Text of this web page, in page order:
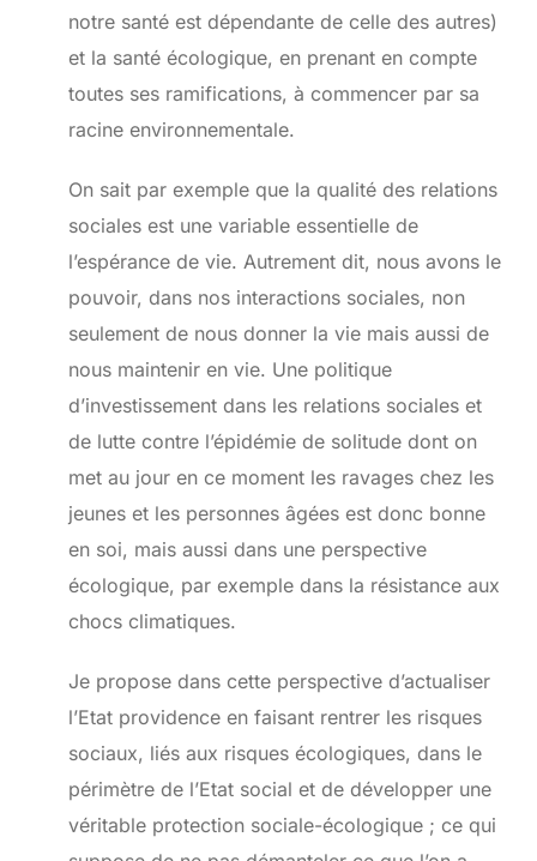
notre santé est dépendante de celle des autres)
et la santé écologique, en prenant en compte
toutes ses ramifications, à commencer par sa
racine environnementale.
On sait par exemple que la qualité des relations
sociales est une variable essentielle de
l’espérance de vie. Autrement dit, nous avons le
pouvoir, dans nos interactions sociales, non
seulement de nous donner la vie mais aussi de
nous maintenir en vie. Une politique
d’investissement dans les relations sociales et
de lutte contre l’épidémie de solitude dont on
met au jour en ce moment les ravages chez les
jeunes et les personnes âgées est donc bonne
en soi, mais aussi dans une perspective
écologique, par exemple dans la résistance aux
chocs climatiques.
Je propose dans cette perspective d’actualiser
l’Etat providence en faisant rentrer les risques
sociaux, liés aux risques écologiques, dans le
périmètre de l’Etat social et de développer une
véritable protection sociale-écologique ; ce qui